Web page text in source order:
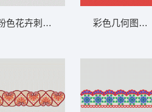
水溶条码网布花边
色花卉刺绣图案 条带状 水溶条码网
彩色几何图案